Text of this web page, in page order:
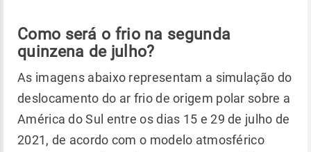
Como será o frio na segunda
quinzena de julho?
As imagens abaixo representam a simulação do
deslocamento do ar frio de origem polar sobre a
América do Sul entre os dias 15 e 29 de julho de
2021, de acordo com o modelo atmosférico